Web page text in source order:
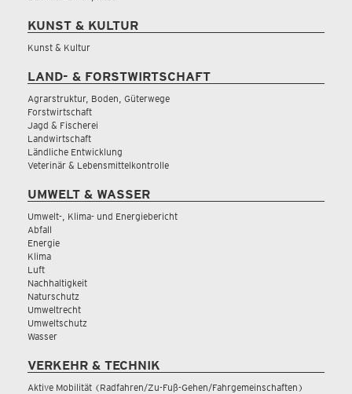
KUNST & KULTUR
Kunst & Kultur
LAND- & FORSTWIRTSCHAFT
Agrarstruktur, Boden, Güterwege
Forstwirtschaft
Jagd & Fischerei
Landwirtschaft
Ländliche Entwicklung
Veterinär & Lebensmittelkontrolle
UMWELT & WASSER
Umwelt-, Klima- und Energiebericht
Abfall
Energie
Klima
Luft
Nachhaltigkeit
Naturschutz
Umweltrecht
Umweltschutz
Wasser
VERKEHR & TECHNIK
Aktive Mobilität (Radfahren/Zu-Fuß-Gehen/Fahrgemeinschaften)